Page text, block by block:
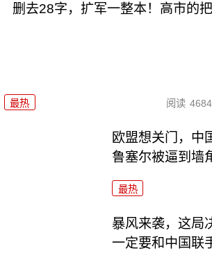
删去28字，扩军一整本！高市的
最热 阅读 4684
欧盟想关门，中
鲁塞尔被逼到墙
最热
暴风来袭，这局
一定要和中国联